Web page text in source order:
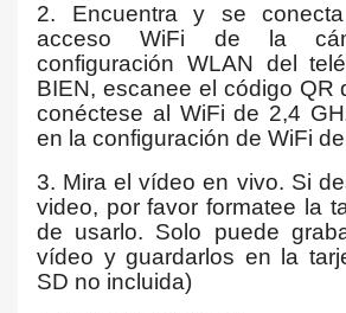
2. Encuentra y se
acceso WiFi de la
configuración WLAN del
BIEN, escanee el código QR
conéctese al WiFi de 2,4
en la configuración de WiFi
3. Mira el vídeo en vivo. Si
video, por favor formatee la
de usarlo. Solo puede
vídeo y guardarlos en la
SD no incluida)